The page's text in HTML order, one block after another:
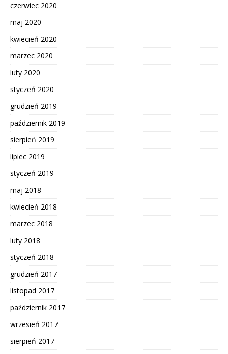
czerwiec 2020
maj 2020
kwiecień 2020
marzec 2020
luty 2020
styczeń 2020
grudzień 2019
październik 2019
sierpień 2019
lipiec 2019
styczeń 2019
maj 2018
kwiecień 2018
marzec 2018
luty 2018
styczeń 2018
grudzień 2017
listopad 2017
październik 2017
wrzesień 2017
sierpień 2017